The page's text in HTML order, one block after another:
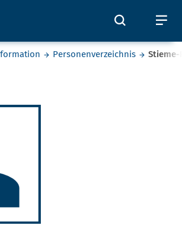
Öffnet
Personenverzeichnis